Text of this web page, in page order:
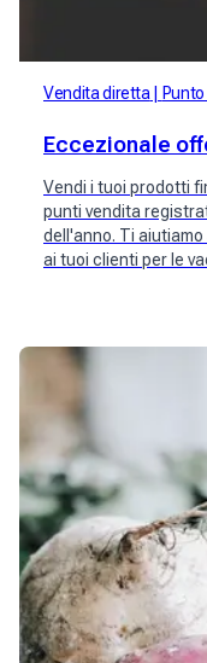
Vendita diretta
Eccezionale
Vendi i tuoi prodotti
punti vendita
dell'anno. Ti
ai tuoi clienti per le